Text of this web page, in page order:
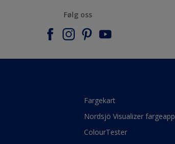
Følg oss
Fargekart
Nordsjö Visualizer fargeapp
ColourTester